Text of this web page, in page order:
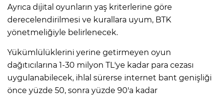
Ayrıca dijital oyunların yaş kriterlerine göre
derecelendirilmesi ve kurallara uyum, BTK
yönetmeliğiyle belirlenecek.
Yükümlülüklerini yerine getirmeyen oyun
dağıtıcılarına 1-30 milyon TL'ye kadar para cezası
uygulanabilecek, ihlal sürerse internet bant genişliği
önce yüzde 50, sonra yüzde 90'a kadar